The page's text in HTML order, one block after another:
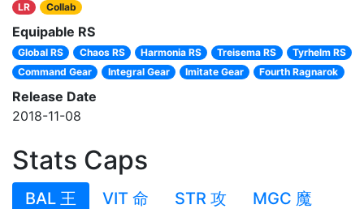
LR Collab
Equipable RS
Global RS Chaos RS Harmonia RS Treisema RS
Tyrhelm RS
Command Gear
Integral Gear Imitate Gear Fourth Ragnarok
Release Date
2018-11-08
Stats Caps
BAL 王 VIT 命 STR 攻
MGC 魔